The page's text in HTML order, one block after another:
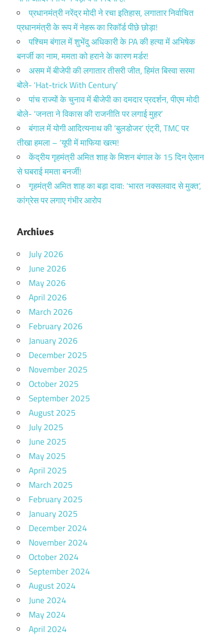
प्रधानमंत्री नरेंद्र मोदी ने रचा इतिहास, लगातार निर्वाचित
प्रधानमंत्री के रूप में नेहरू का रिकॉर्ड पीछे छोड़ा!
पश्चिम बंगाल में शुभेंदु अधिकारी के PA की हत्या में अभिषेक
बनर्जी का नाम, ममता को हराने के कारण मर्डर!
असम में बीजेपी की लगातार तीसरी जीत, हिमंत बिस्वा सरमा
बोले- ‘Hat-trick With Century’
पांच राज्यों के चुनाव में बीजेपी का दमदार प्रदर्शन, पीएम मोदी
बोले- ‘जनता ने विकास की राजनीति पर लगाई मुहर’
बंगाल में योगी आदित्यनाथ की ‘बुलडोजर’ एंट्री, TMC पर
तीखा हमला – ‘यूपी में माफिया खत्म!
केंद्रीय गृहमंत्री अमित शाह के मिशन बंगाल के 15 दिन ऐलान
से घबराई ममता बनर्जी!
गृहमंत्री अमित शाह का बड़ा दावा: ‘भारत नक्सलवाद से मुक्त’,
कांग्रेस पर लगाए गंभीर आरोप
Archives
July 2026
June 2026
May 2026
April 2026
March 2026
February 2026
January 2026
December 2025
November 2025
October 2025
September 2025
August 2025
July 2025
June 2025
May 2025
April 2025
March 2025
February 2025
January 2025
December 2024
November 2024
October 2024
September 2024
August 2024
June 2024
May 2024
April 2024